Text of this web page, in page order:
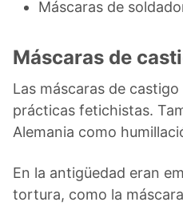
Máscaras de
Máscaras de
Las máscaras de
prácticas fetichistas.
Alemania como
En la antigüedad eran
tortura, como la